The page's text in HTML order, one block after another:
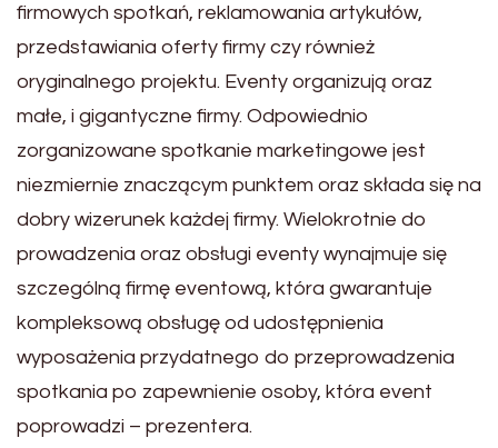
firmowych spotkań, reklamowania artykułów,
przedstawiania oferty firmy czy również
oryginalnego projektu. Eventy organizują oraz
małe, i gigantyczne firmy. Odpowiednio
zorganizowane spotkanie marketingowe jest
niezmiernie znaczącym punktem oraz składa się na
dobry wizerunek każdej firmy. Wielokrotnie do
prowadzenia oraz obsługi eventy wynajmuje się
szczególną firmę eventową, która gwarantuje
kompleksową obsługę od udostępnienia
wyposażenia przydatnego do przeprowadzenia
spotkania po zapewnienie osoby, która event
poprowadzi – prezentera.